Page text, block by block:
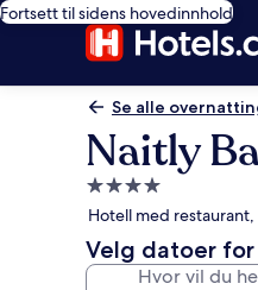
Fortsett til sidens hovedinnhold
Se alle
Naitly
Overnattingssted
med
4.0
stjerner
Hotell med
Velg datoer for
Hvor vil du